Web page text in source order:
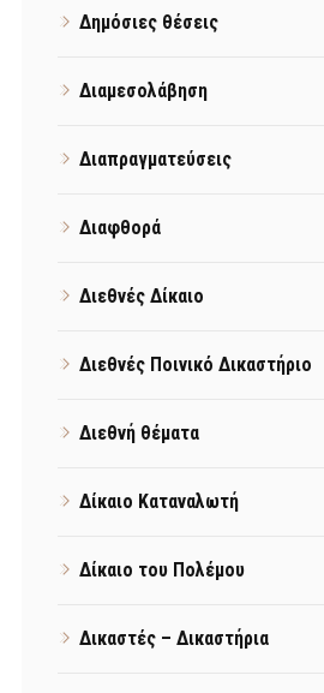
Δημόσιες θέσεις
Διαμεσολάβηση
Διαπραγματεύσεις
Διαφθορά
Διεθνές Δίκαιο
Διεθνές Ποινικό Δικαστήριο
Διεθνή θέματα
Δίκαιο Καταναλωτή
Δίκαιο του Πολέμου
Δικαστές – Δικαστήρια